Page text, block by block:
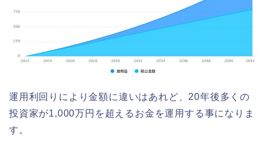
運用利回りにより金額に違いはあれど、20年後多くの
投資家が1,000万円を超えるお金を運用する事になりま
す。